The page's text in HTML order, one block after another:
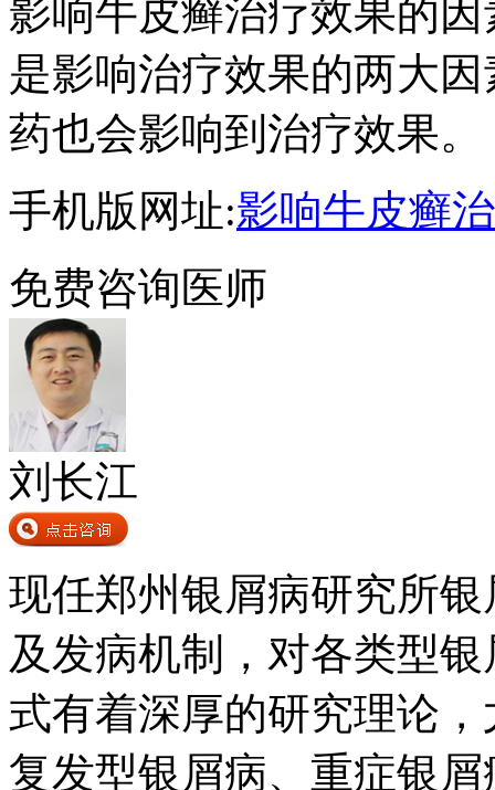
影响牛皮癣治疗效果的
是影响治疗效果的两大
药也会影响到治疗效果。
手机版网址:影响牛皮癣
免费咨询医师
刘长江
现任郑州银屑病研究所
及发病机制，对各类型
式有着深厚的研究理论
复发型银屑病、重症银